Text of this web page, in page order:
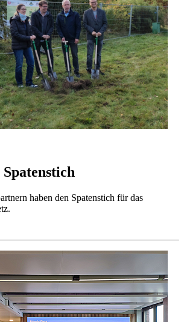
haben den Spatenstich für das